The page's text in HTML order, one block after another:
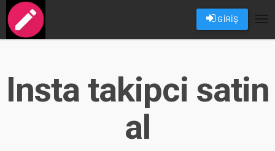
GİRİŞ
Insta takipci satin
al